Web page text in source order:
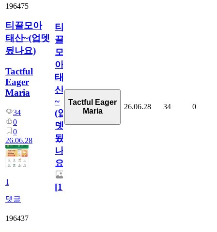
196475
티끌모아
태산~(업뎃
됬나요)
Tactful
Eager
Maria
34
0
0
26.06.28
1
댓글
티
끌
모
아
태
산
~
(업
뎃
됬
나
요)
[1]
Tactful Eager
Maria
26.06.28 34 0
196437